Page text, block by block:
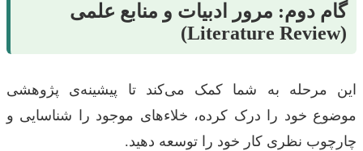
گام دوم: مرور ادبیات و منابع علمی
(Literature Review)
این مرحله به شما کمک می‌کند تا پیشینه‌ی پژوهشی
موضوع خود را درک کرده، خلاءهای موجود را شناسایی و
چارچوب نظری کار خود را توسعه دهید.